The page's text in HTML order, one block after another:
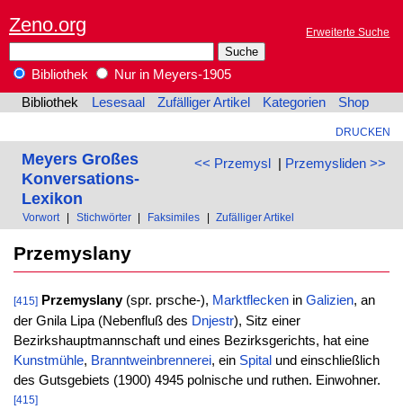
Zeno.org Erweiterte Suche
Bibliothek
Nur in Meyers-1905
Bibliothek
Lesesaal Zufälliger Artikel Kategorien Shop
DRUCKEN
<< Przemysl| Przemysliden >>
Meyers Großes
Konversations-
Lexikon
Vorwort Stichwörter Faksimiles Zufälliger Artikel
Przemyslany
[415] Przemyslany(spr. prsche-), Marktfleckenin Galizien, an
der Gnila Lipa (Nebenfluß des Dnjestr), Sitz einer
Bezirkshauptmannschaft und eines Bezirksgerichts, hat eine
Kunstmühle, Branntweinbrennerei, ein Spital und einschließlich
des Gutsgebiets (1900) 4945 polnische und ruthen. Einwohner.
[415]